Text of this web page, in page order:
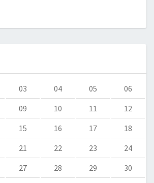
03 04 05
06
09 10 11
12
15 16 17
18
21 22 23
24
27 28 29 30